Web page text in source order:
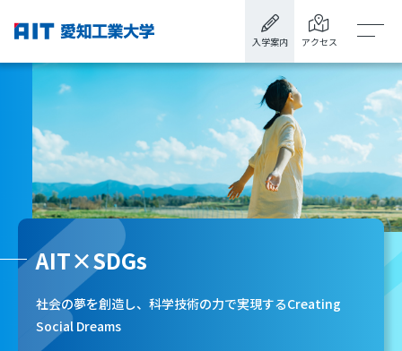
入学案内 アクセス
AIT×SDGs
社会の夢を創造し、科学技術の力で実現するCreating
Social Dreams